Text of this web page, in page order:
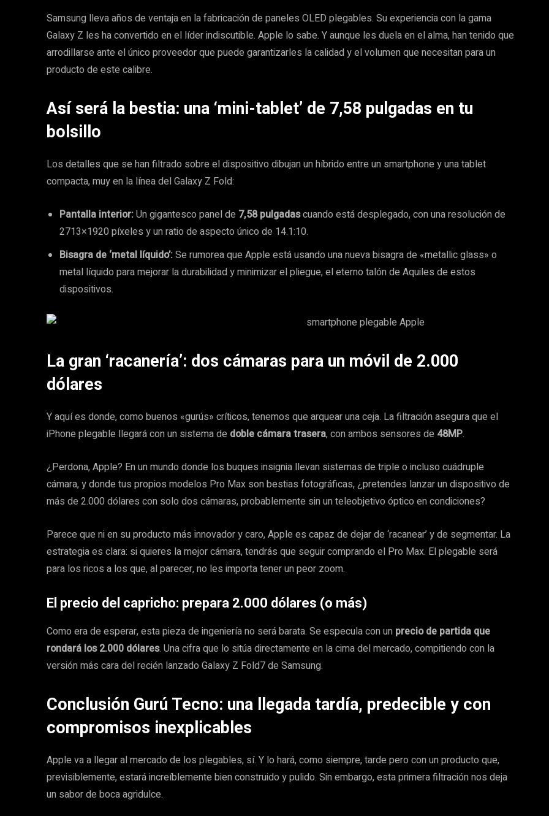
Samsung lleva años de ventaja en la fabricación de paneles OLED plegables. Su experiencia con la gama
Galaxy Z les ha convertido en el líder indiscutible. Apple lo sabe. Y aunque les duela en el alma, han tenido que
arrodillarse ante el único proveedor que puede garantizarles la calidad y el volumen que necesitan para un
producto de este calibre.
Así será la bestia: una ‘mini-tablet’ de 7,58 pulgadas en tu
bolsillo
Los detalles que se han filtrado sobre el dispositivo dibujan un híbrido entre un smartphone y una tablet
compacta, muy en la línea del Galaxy Z Fold:
Pantalla interior:Un gigantesco panel de 7,58 pulgadascuando está desplegado, con una resolución de
2713×1920 píxeles y un ratio de aspecto único de 14.1:10.
Bisagra de ‘metal líquido’:Se rumorea que Apple está usando una nueva bisagra de «metallic glass» o
metal líquido para mejorar la durabilidad y minimizar el pliegue, el eterno talón de Aquiles de estos
dispositivos.
La gran ‘racanería’: dos cámaras para un móvil de 2.000
dólares
Y aquí es donde, como buenos «gurús» críticos, tenemos que arquear una ceja. La filtración asegura que el
iPhone plegable llegará con un sistema de doble cámara trasera, con ambos sensores de 48MP.
¿Perdona, Apple? En un mundo donde los buques insignia llevan sistemas de triple o incluso cuádruple
cámara, y donde tus propios modelos Pro Max son bestias fotográficas, ¿pretendes lanzar un dispositivo de
más de 2.000 dólares con solo dos cámaras, probablemente sin un teleobjetivo óptico en condiciones?
Parece que ni en su producto más innovador y caro, Apple es capaz de dejar de ‘racanear’ y de segmentar. La
estrategia es clara: si quieres la mejor cámara, tendrás que seguir comprando el Pro Max. El plegable será
para los ricos a los que, al parecer, no les importa tener un peor zoom.
El precio del capricho: prepara 2.000 dólares (o más)
Como era de esperar, esta pieza de ingeniería no será barata. Se especula con un precio de partida que
rondará los 2.000 dólares. Una cifra que lo sitúa directamente en la cima del mercado, compitiendo con la
versión más cara del recién lanzado Galaxy Z Fold7 de Samsung.
Conclusión Gurú Tecno: una llegada tardía, predecible y con
compromisos inexplicables
Apple va a llegar al mercado de los plegables, sí. Y lo hará, como siempre, tarde pero con un producto que,
previsiblemente, estará increíblemente bien construido y pulido. Sin embargo, esta primera filtración nos deja
un sabor de boca agridulce.